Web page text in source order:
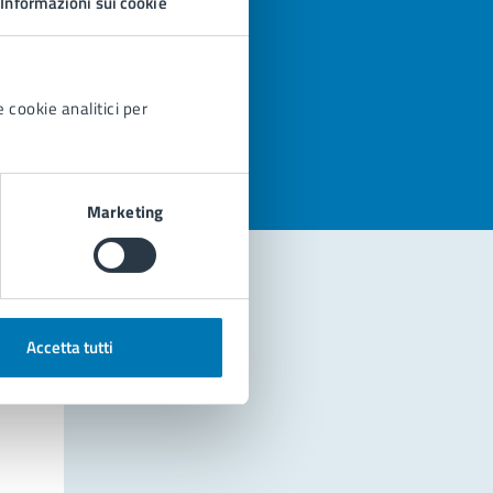
cookie analitici per
Marketing
Accetta tutti